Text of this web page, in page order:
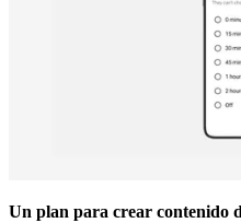
Un plan para crear contenido